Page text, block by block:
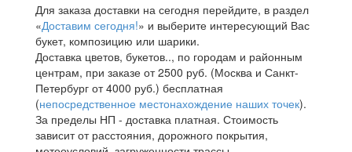
Для заказа доставки на сегодня перейдите, в раздел
«Доставим сегодня!» и выберите интересующий Вас
букет, композицию или шарики.
Доставка цветов, букетов.., по городам и районным
центрам, при заказе от 2500 руб. (Москва и Санкт-
Петербург от 4000 руб.) бесплатная
(непосредственное местонахождение наших точек).
За пределы НП - доставка платная. Стоимость
зависит от расстояния, дорожного покрытия,